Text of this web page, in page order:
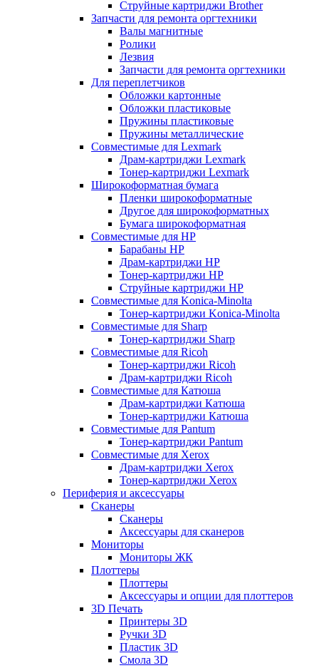
Струйные картриджи Brother
Запчасти для ремонта оргтехники
Валы магнитные
Ролики
Лезвия
Запчасти для ремонта оргтехники
Для переплетчиков
Обложки картонные
Обложки пластиковые
Пружины пластиковые
Пружины металлические
Совместимые для Lexmark
Драм-картриджи Lexmark
Тонер-картриджи Lexmark
Широкоформатная бумага
Пленки широкоформатные
Другое для широкоформатных
Бумага широкоформатная
Совместимые для HP
Барабаны HP
Драм-картриджи HP
Тонер-картриджи HP
Струйные картриджи HP
Совместимые для Konica-Minolta
Тонер-картриджи Konica-Minolta
Совместимые для Sharp
Тонер-картриджи Sharp
Совместимые для Ricoh
Тонер-картриджи Ricoh
Драм-картриджи Ricoh
Совместимые для Катюша
Драм-картриджи Катюша
Тонер-картриджи Катюша
Совместимые для Pantum
Тонер-картриджи Pantum
Совместимые для Xerox
Драм-картриджи Xerox
Тонер-картриджи Xerox
Периферия и аксессуары
Сканеры
Сканеры
Аксессуары для сканеров
Мониторы
Мониторы ЖК
Плоттеры
Плоттеры
Аксессуары и опции для плоттеров
3D Печать
Принтеры 3D
Ручки 3D
Пластик 3D
Смола 3D